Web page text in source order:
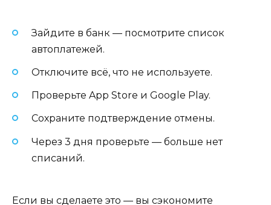
Зайдите в банк — посмотрите список
автоплатежей.
Отключите всё, что не используете.
Проверьте App Store и Google Play.
Сохраните подтверждение отмены.
Через 3 дня проверьте — больше нет
списаний.
Если вы сделаете это — вы сэкономите